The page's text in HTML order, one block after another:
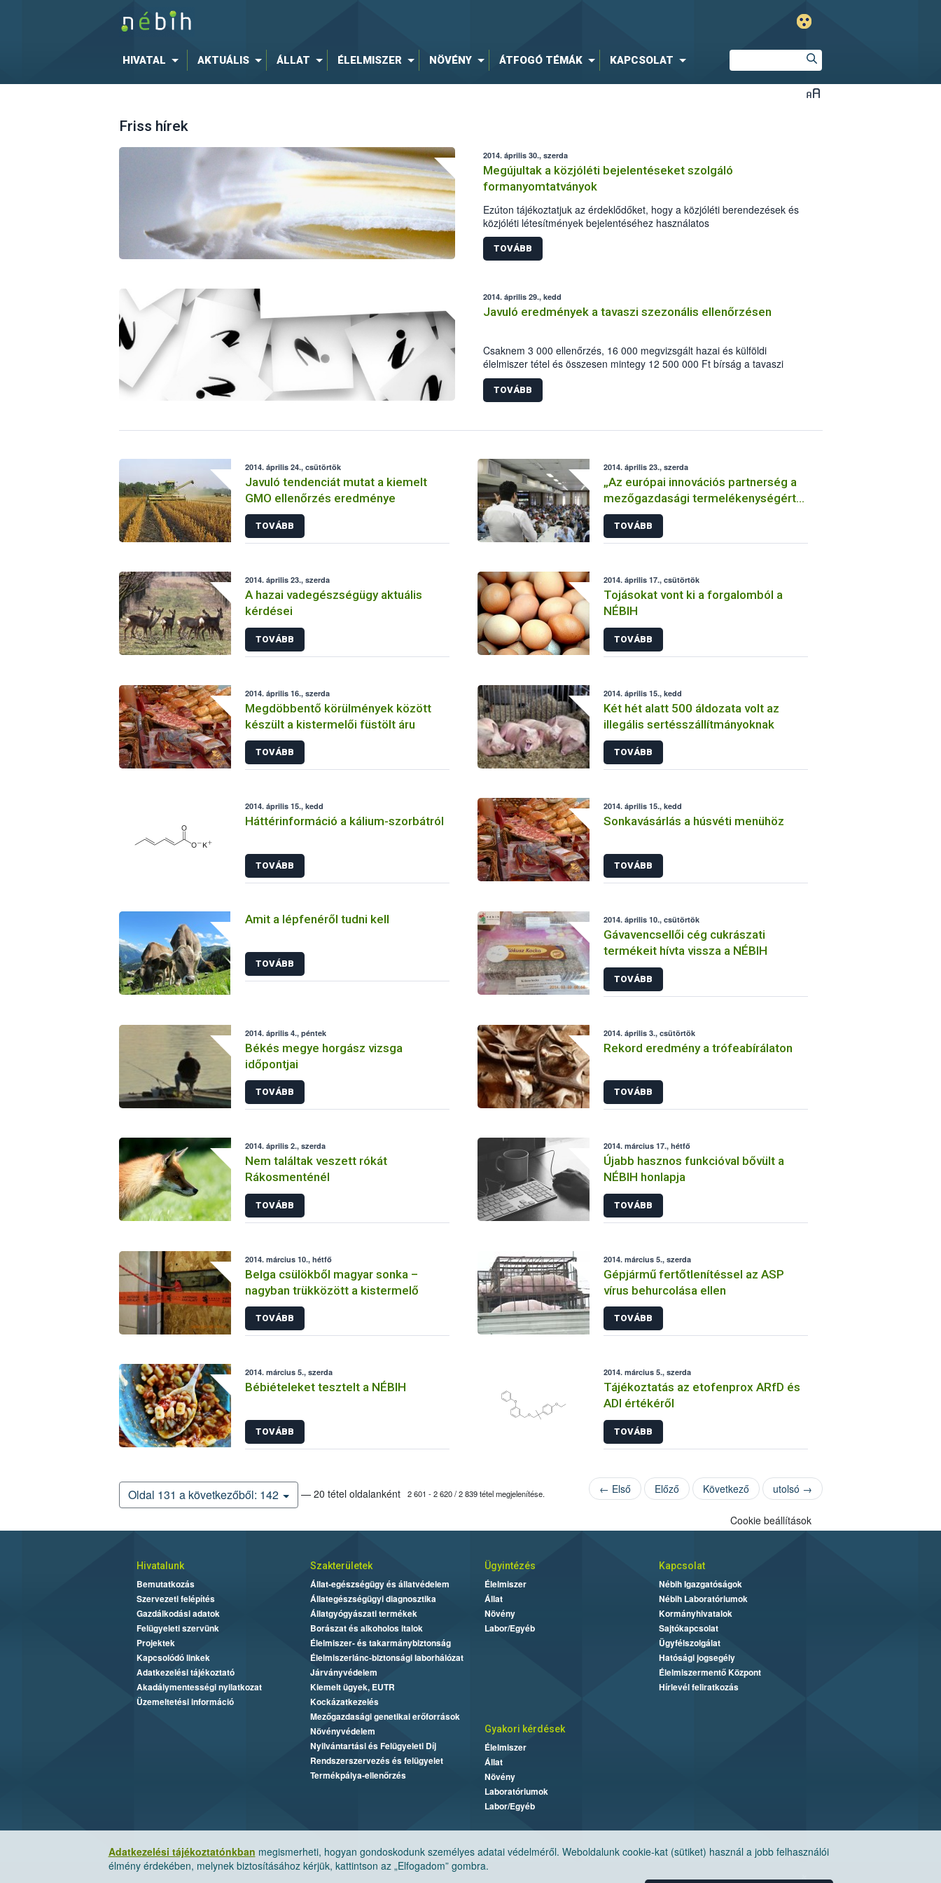
HIVATAL AKTUÁLIS ÁLLAT ÉLELMISZER NÖVÉNY ÁTFOGÓ TÉMÁK KAPCSOLAT
Friss hírek
2014. április 30., szerda
Megújultak a közjóléti bejelentéseket szolgáló
formanyomtatványok
Ezúton tájékoztatjuk az érdeklődőket, hogy a közjóléti berendezések és
közjóléti létesítmények bejelentéséhez használatos
formanyomtatványokat megújítottuk, elérhetők a Nyomtatványok között.
TOVÁBB
2014. április 29., kedd
Javuló eredmények a tavaszi szezonális ellenőrzésen
Csaknem 3 000 ellenőrzés, 16 000 megvizsgált hazai és külföldi
élelmiszer tétel és összesen mintegy 12 500 000 Ft bírság a tavaszi
szezonális ellenőrzés fő számai. A Húsvétot megelőző két hetes
időszakban – a Nemzeti Élelmiszerlánc-biztonsági Hivatal
koordinálásával – a gasztronómiai hagyományoknak megfelelő
ellenőrzéssorozat középpontjában ezúttal az élelmiszer kereskedelemre
TOVÁBB
2014. április 24., csütörtök
Javuló tendenciát mutat a kiemelt
GMO ellenőrzés eredménye
TOVÁBB
2014. április 23., szerda
„Az európai innovációs partnerség a
mezőgazdasági termelékenységért
és fenntarthatóságért” konferencia
TOVÁBB
2014. április 23., szerda
A hazai vadegészségügy aktuális
kérdései
TOVÁBB
2014. április 17., csütörtök
Tojásokat vont ki a forgalomból a
NÉBIH
TOVÁBB
2014. április 16., szerda
Megdöbbentő körülmények között
készült a kistermelői füstölt áru
TOVÁBB
2014. április 15., kedd
Két hét alatt 500 áldozata volt az
illegális sertésszállítmányoknak
TOVÁBB
2014. április 15., kedd
Háttérinformáció a kálium-szorbátról
TOVÁBB
2014. április 15., kedd
Sonkavásárlás a húsvéti menühöz
TOVÁBB
Amit a lépfenéről tudni kell
TOVÁBB
2014. április 10., csütörtök
Gávavencsellői cég cukrászati
termékeit hívta vissza a NÉBIH
TOVÁBB
2014. április 4., péntek
Békés megye horgász vizsga
időpontjai
TOVÁBB
2014. április 3., csütörtök
Rekord eredmény a trófeabírálaton
TOVÁBB
2014. április 2., szerda
Nem találtak veszett rókát
Rákosmenténél
TOVÁBB
2014. március 17., hétfő
Újabb hasznos funkcióval bővült a
NÉBIH honlapja
TOVÁBB
2014. március 10., hétfő
Belga csülökből magyar sonka –
nagyban trükközött a kistermelő
TOVÁBB
2014. március 5., szerda
Gépjármű fertőtlenítéssel az ASP
vírus behurcolása ellen
TOVÁBB
2014. március 5., szerda
Bébiételeket tesztelt a NÉBIH
TOVÁBB
2014. március 5., szerda
Tájékoztatás az etofenprox ARfD és
ADI értékéről
TOVÁBB
Oldal 131 a következőből: 142 — 20 tétel oldalanként 2 601 - 2 620 / 2 839 tétel megjelenítése. ← Első Előző Következő utolsó →
Adatkezelési tájékoztatónkban megismerheti, hogyan gondoskodunk személyes adatai védelméről. Weboldalunk cookie-kat (sütiket) használ a jobb felhasználói
élmény érdekében, melynek biztosításához kérjük, kattintson az „Elfogadom” gombra.
Cookie beállítások
Hivatalunk
Bemutatkozás
Szervezeti felépítés
Gazdálkodási adatok
Felügyeleti szervünk
Projektek
Kapcsolódó linkek
Adatkezelési tájékoztató
Akadálymentességi nyilatkozat
Üzemeltetési információ
Szakterületek
Állat-egészségügy és állatvédelem
Állategészségügyi diagnosztika
Állatgyógyászati termékek
Borászat és alkoholos italok
Élelmiszer- és takarmánybiztonság
Élelmiszerlánc-biztonsági laborhálózat
Járványvédelem
Kiemelt ügyek, EUTR
Kockázatkezelés
Mezőgazdasági genetikai erőforrások
Növényvédelem
Nyilvántartási és Felügyeleti Díj
Rendszerszervezés és felügyelet
Termékpálya-ellenőrzés
Ügyintézés
Élelmiszer
Állat
Növény
Labor/Egyéb
Kapcsolat
Nébih Igazgatóságok
Nébih Laboratóriumok
Kormányhivatalok
Sajtókapcsolat
Ügyfélszolgálat
Hatósági jogsegély
Élelmiszermentő Központ
Hírlevél feliratkozás
Gyakori kérdések
Élelmiszer
Állat
Növény
Laboratóriumok
Labor/Egyéb